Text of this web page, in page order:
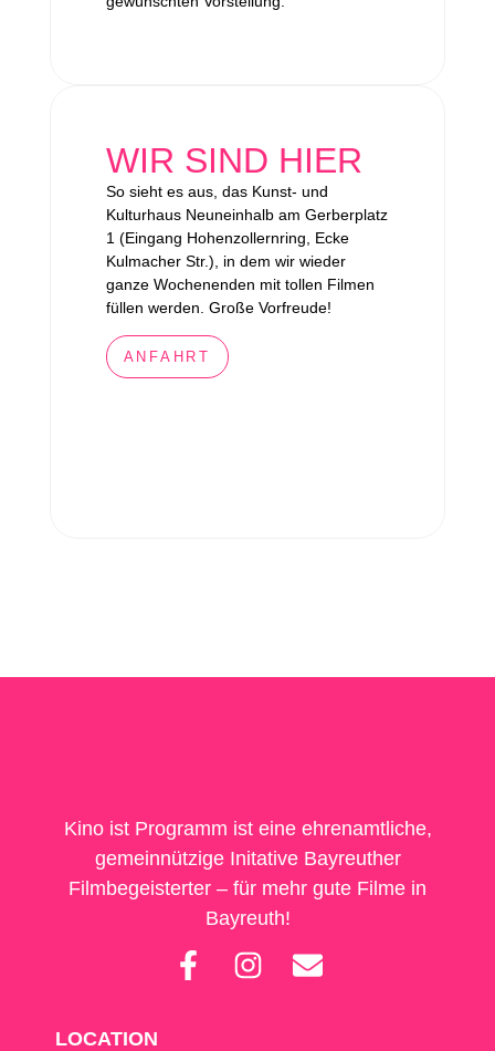
WIR SIND HIER
So sieht es aus, das Kunst- und
Kulturhaus Neuneinhalb am Gerberplatz
1 (Eingang Hohenzollernring, Ecke
Kulmacher Str.), in dem wir wieder
ganze Wochenenden mit tollen Filmen
füllen werden. Große Vorfreude!
ANFAHRT
Kino ist Programm ist eine ehrenamtliche,
gemeinnützige Initative Bayreuther
Filmbegeisterter – für mehr gute Filme in
Bayreuth!
LOCATION